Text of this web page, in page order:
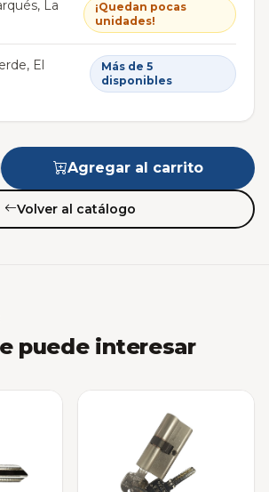
La
¡Quedan pocas
unidades!
El
Más de 5
disponibles
Agregar al carrito
Volver al catálogo
puede interesar